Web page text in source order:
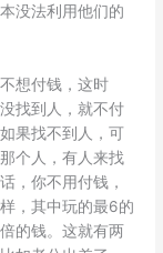
没法利用他们的
想付钱，这时
找到人，就不付
果找不到人，可
个人，有人来找
，你不用付钱，
，其中玩的最6的
的钱。这就有两